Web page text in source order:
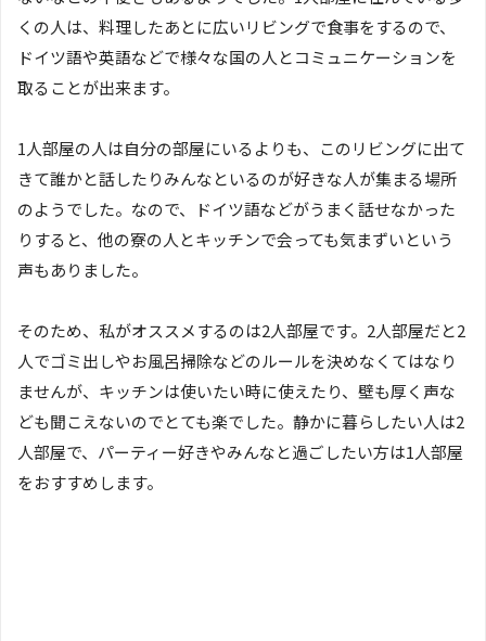
くの人は、料理したあとに広いリビングで食事をするので、
ドイツ語や英語などで様々な国の人とコミュニケーションを
取ることが出来ます。
1人部屋の人は自分の部屋にいるよりも、このリビングに出て
きて誰かと話したりみんなといるのが好きな人が集まる場所
のようでした。なので、ドイツ語などがうまく話せなかった
りすると、他の寮の人とキッチンで会っても気まずいという
声もありました。
そのため、私がオススメするのは2人部屋です。2人部屋だと2
人でゴミ出しやお風呂掃除などのルールを決めなくてはなり
ませんが、キッチンは使いたい時に使えたり、壁も厚く声な
ども聞こえないのでとても楽でした。静かに暮らしたい人は2
人部屋で、パーティー好きやみんなと過ごしたい方は1人部屋
をおすすめします。